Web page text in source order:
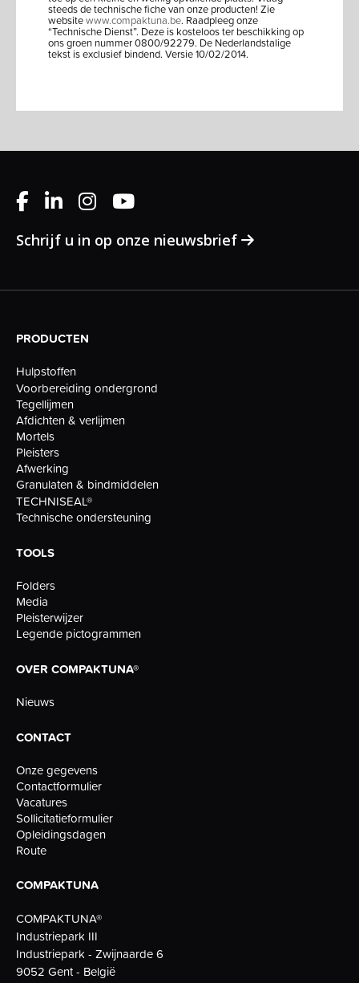
steeds de technische fiche van onze producten! Zie
websitewww.compaktuna.be. Raadpleeg onze
“Technische Dienst”. Deze is kosteloos ter beschikking op
ons groen nummer 0800/92279. De Nederlandstalige
tekst is exclusief bindend. Versie 10/02/2014.
Schrijf u in op onze nieuwsbrief
PRODUCTEN
Hulpstoffen
Voorbereiding ondergrond
Tegellijmen
Afdichten & verlijmen
Mortels
Pleisters
Afwerking
Granulaten & bindmiddelen
TECHNISEAL®
Technische ondersteuning
TOOLS
Folders
Media
Pleisterwijzer
Legende pictogrammen
OVER COMPAKTUNA®
Nieuws
CONTACT
Onze gegevens
Contactformulier
Vacatures
Sollicitatieformulier
Opleidingsdagen
Route
COMPAKTUNA
COMPAKTUNA®
Industriepark III
Industriepark - Zwijnaarde 6
9052 Gent - België